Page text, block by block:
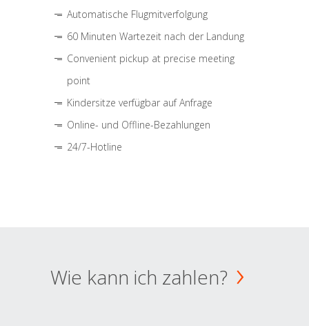
Automatische Flugmitverfolgung
60 Minuten Wartezeit nach der Landung
Convenient pickup at precise meeting
point
Kindersitze verfügbar auf Anfrage
Online- und Offline-Bezahlungen
24/7-Hotline
Wie kann ich zahlen?